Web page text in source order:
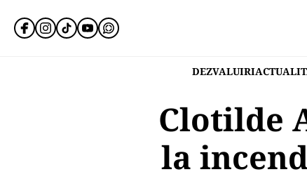
DEZVALUIRI
Clotilde
la